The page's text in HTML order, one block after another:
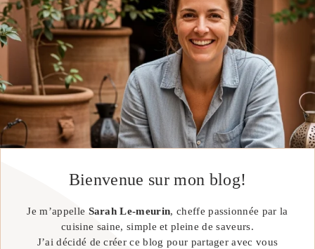
Bienvenue sur mon blog!
Je m’appelle Sarah Le-meurin, cheffe passionnée par la
cuisine saine, simple et pleine de saveurs.
J’ai décidé de créer ce blog pour partager avec vous